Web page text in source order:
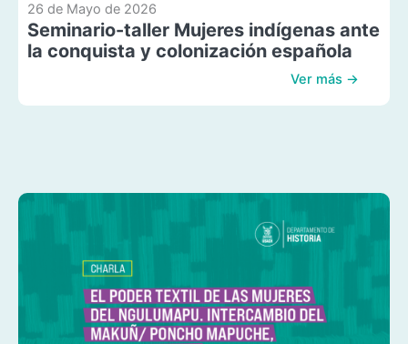
26 de Mayo de 2026
Seminario-taller Mujeres indígenas ante
la conquista y colonización española
Ver más →